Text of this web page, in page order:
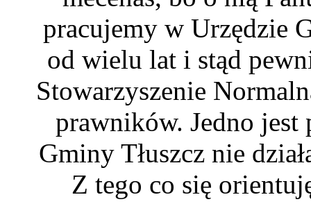
pracujemy w Urzędzie
od wielu lat i stąd
Stowarzyszenie
prawników. Jedno jest
Gminy Tłuszcz nie
Z tego co się